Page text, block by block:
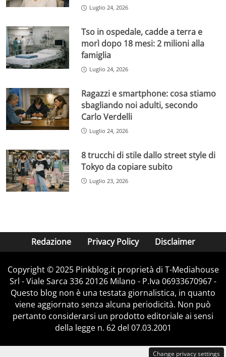
Luglio 24, 2026
Tso in ospedale, cadde a terra e
morì dopo 18 mesi: 2 milioni alla
famiglia
Luglio 24, 2026
Ragazzi e smartphone: cosa stiamo
sbagliando noi adulti, secondo
Carlo Verdelli
Luglio 24, 2026
8 trucchi di stile dallo street style di
Tokyo da copiare subito
Luglio 23, 2026
Redazione Privacy Policy Disclaimer
Copyright © 2025 Pinkblog.it proprietà di T-Mediahouse
Srl - Viale Sarca 336 20126 Milano - P.Iva 06933670967 -
Questo blog non è una testata giornalistica, in quanto
viene aggiornato senza alcuna periodicità. Non può
pertanto considerarsi un prodotto editoriale ai sensi
della legge n. 62 del 07.03.2001
Change privacy settings